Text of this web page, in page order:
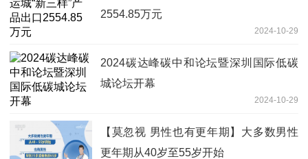
2554.85万元
2024-10-29
2024碳达峰碳中和论坛暨深圳国际低碳
城论坛开幕
2024-10-29
【莫忽视 男性也有更年期】大多数男性
更年期从40岁至55岁开始